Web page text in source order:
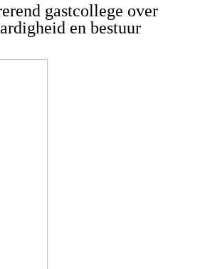
gastcollege over
en bestuur